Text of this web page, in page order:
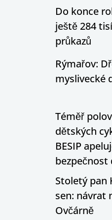
Do konce
ještě 284
průkazů
Rýmařov:
myslivecké
Téměř
dětských
BESIP
bezpečnost
Stoletý pan
sen: návrat
Ovčárně